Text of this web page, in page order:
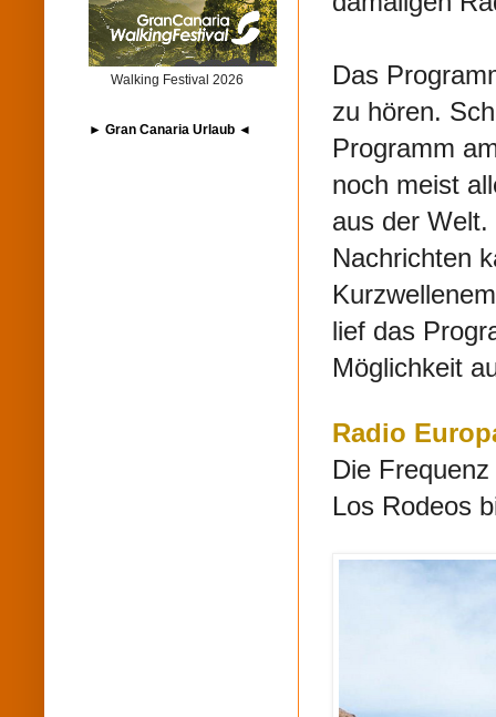
Das
zu hören.
Programm
noch meist
aus der
Nachrichten
lief das
Möglichkeit
Radio
Die
Los Rodeos
Walking Festival 2026
► Gran Canaria Urlaub ◄